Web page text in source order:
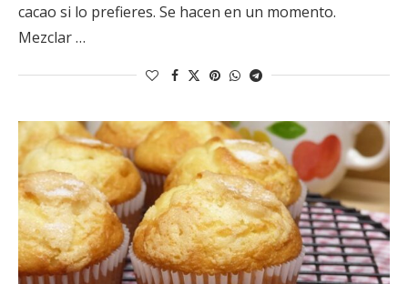
cacao si lo prefieres. Se hacen en un momento.
Mezclar …